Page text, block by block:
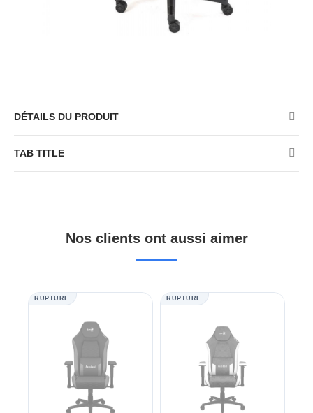
DÉTAILS DU PRODUIT
TAB TITLE
Nos clients ont aussi aimer
RUPTURE RUPTURE